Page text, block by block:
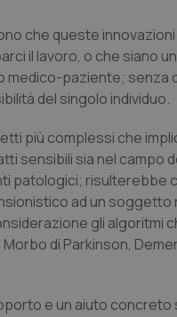
che queste
il lavoro, o che siano
paziente; senza
del singolo individuo.
più complessi che
sensibili sia nel campo
patologici; risulterebbe
ad un soggetto
gli algoritmi
di Parkinson,
e un aiuto